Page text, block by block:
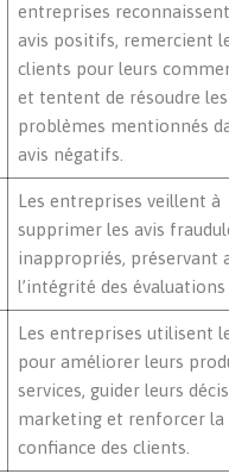
entreprises
avis positifs, remercient
clients pour leurs
et tentent de résoudre les
problèmes mentionnés
avis négatifs.
Les entreprises veillent à
supprimer les avis
inappropriés, préservant
l’intégrité des évaluations
Les entreprises utilisent
pour améliorer leurs
services, guider leurs
marketing et renforcer la
confiance des clients.